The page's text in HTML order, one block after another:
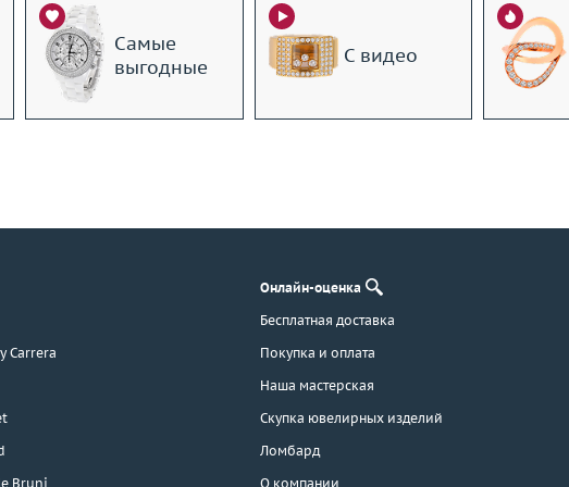
Самые
выгодные
С видео
Carrera
Bruni
Онлайн-оценка
Бесплатная доставка
Покупка и оплата
Наша мастерская
Скупка ювелирных изделий
Ломбард
О компании